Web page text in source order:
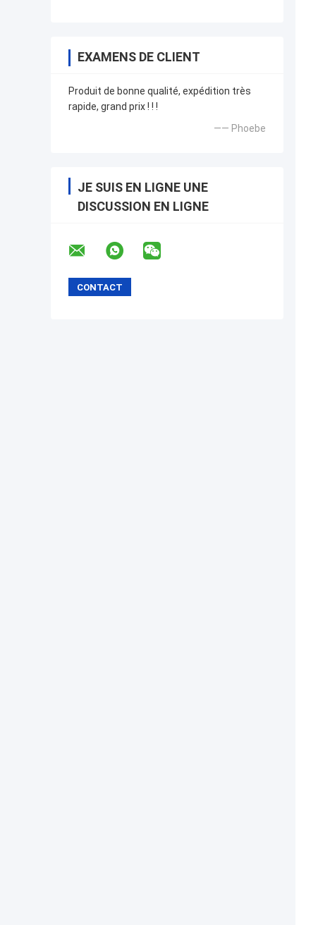
EXAMENS DE CLIENT
Produit de bonne qualité, expédition très
rapide, grand prix ! ! !
—— Phoebe
JE SUIS EN LIGNE UNE
DISCUSSION EN LIGNE